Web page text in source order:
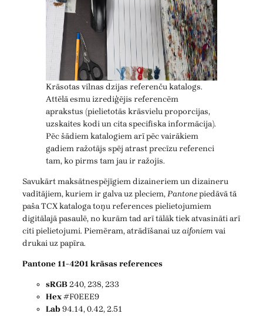
Krāsotas vilnas dzijas referenču katalogs.
Attēlā esmu izrediģējis referencēm
aprakstus (pielietotās krāsvielu proporcijas,
uzskaites kodi un cita specifiska informācija).
Pēc šādiem katalogiem arī pēc vairākiem
gadiem ražotājs spēj atrast precīzu referenci
tam, ko pirms tam jau ir ražojis.
Savukārt maksātnespējīgiem dizaineriem un dizaineru
vadītājiem, kuriem ir galva uz pleciem,Pantonepiedāvā tā
paša TCX kataloga toņu references pielietojumiem
digitālajā pasaulē, no kurām tad arī tālāk tiek atvasināti arī
citi pielietojumi. Piemēram, atrādīšanai uzaifoniemvai
drukai uz papīra.
Pantone 11-4201 krāsas references
sRGB240, 238, 233
Hex#F0EEE9
Lab94.14, 0.42, 2.51